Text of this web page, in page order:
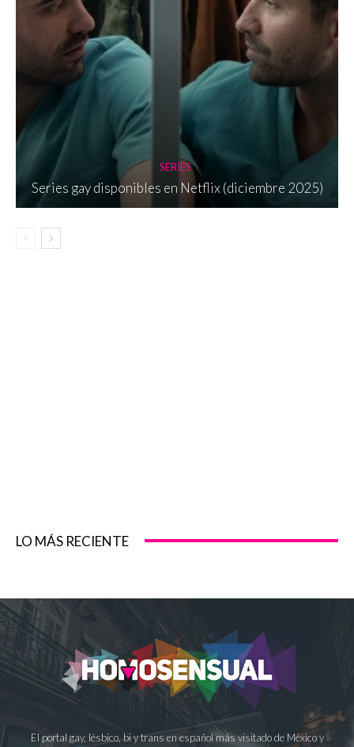
SERIES
Series gay disponibles en Netflix (diciembre 2025)
LO MÁS RECIENTE
El portal gay, lésbico, bi y trans en español más visitado de México y